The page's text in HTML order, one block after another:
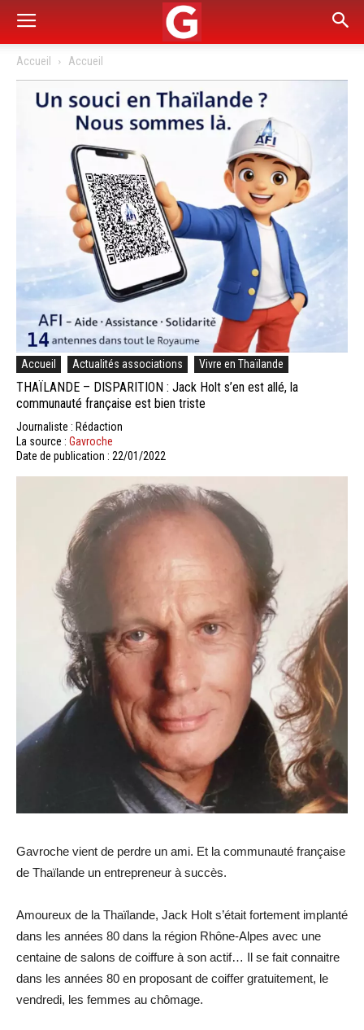
Accueil Accueil
Accueil Actualités associations Vivre en Thaïlande
THAÏLANDE – DISPARITION : Jack Holt s’en est allé, la
communauté française est bien triste
Journaliste : Rédaction
La source : Gavroche
Date de publication : 22/01/2022
Gavroche vient de perdre un ami. Et la communauté française
de Thaïlande un entrepreneur à succès.
Amoureux de la Thaïlande, Jack Holt s’était fortement implanté
dans les années 80 dans la région Rhône-Alpes avec une
centaine de salons de coiffure à son actif… Il se fait connaitre
dans les années 80 en proposant de coiffer gratuitement, le
vendredi, les femmes au chômage.